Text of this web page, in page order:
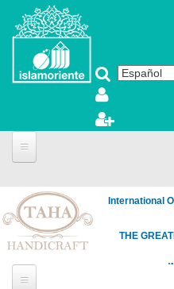
Pasar al contenido principal
International
THE